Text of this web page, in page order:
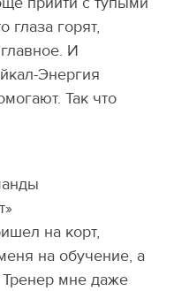
глаза горят,
И
Энергия
Так что
на корт,
на обучение, а
мне даже